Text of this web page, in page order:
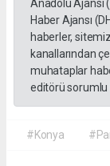
Anadolu Ajansı
Haber Ajansı
haberler,
kanallarından
muhataplar
editörü sorumlu
#Konya